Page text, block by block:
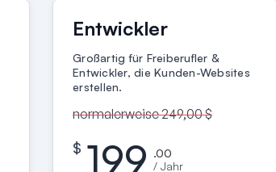
Entwickler
Großartig für Freiberufler &
Entwickler, die Kunden-Websites
erstellen.
normalerweise 249,00 $
$ 199 .00
/ Jahr